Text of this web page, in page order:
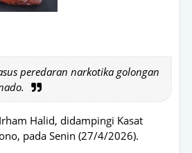
peredaran narkotika golongan
Halid, didampingi Kasat
pada Senin (27/4/2026).